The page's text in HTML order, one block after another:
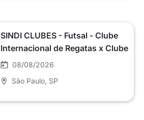
SINDI CLUBES - Futsal - Clube
Internacional de Regatas x Clube
Esportivo da Penha - Sub 13 15
08/08/2026
São Paulo , SP